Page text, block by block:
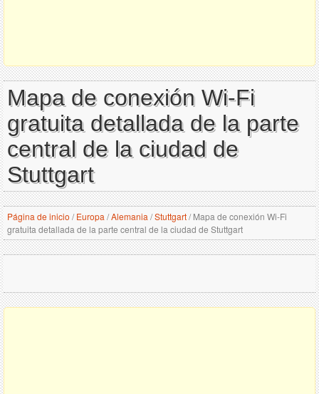
Mapa de conexión Wi-Fi
gratuita detallada de la parte
central de la ciudad de
Stuttgart
Página de inicio / Europa /Alemania /Stuttgart/Mapa de conexión Wi-Fi
gratuita detallada de la parte central de la ciudad de Stuttgart